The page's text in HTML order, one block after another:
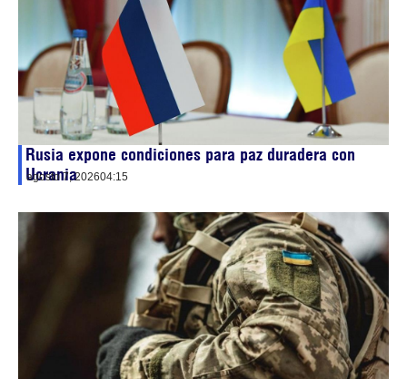
Rusia expone condiciones para paz duradera con
Ucrania
agosto 7, 202604:15